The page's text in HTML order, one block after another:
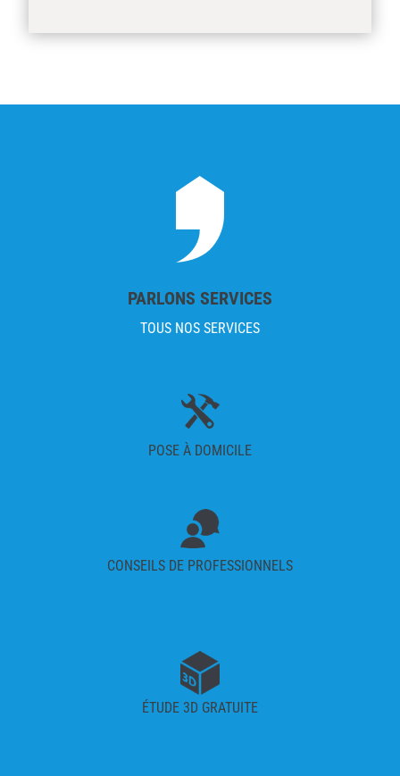
PARLONS SERVICES
TOUS NOS SERVICES
POSE À DOMICILE
CONSEILS DE PROFESSIONNELS
ÉTUDE 3D GRATUITE